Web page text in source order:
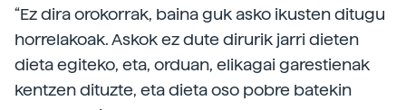
“Ez dira orokorrak, baina guk asko ikusten ditugu
horrelakoak. Askok ez dute dirurik jarri dieten
dieta egiteko, eta, orduan, elikagai garestienak
kentzen dituzte, eta dieta oso pobre batekin